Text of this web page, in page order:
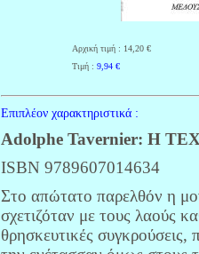
Αρχική τιμή : 14,20 €
Τιμή : 9,94 €
Επιπλέον χαρακτηριστικά :
Adolphe Tavernier: Η
ISBN 9789607014634
Στο απώτατο παρελθόν η
σχετιζόταν με τους λαούς
θρησκευτικές